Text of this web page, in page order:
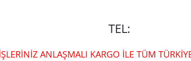
TEL:
ANLAŞMALI KARGO İLE TÜM